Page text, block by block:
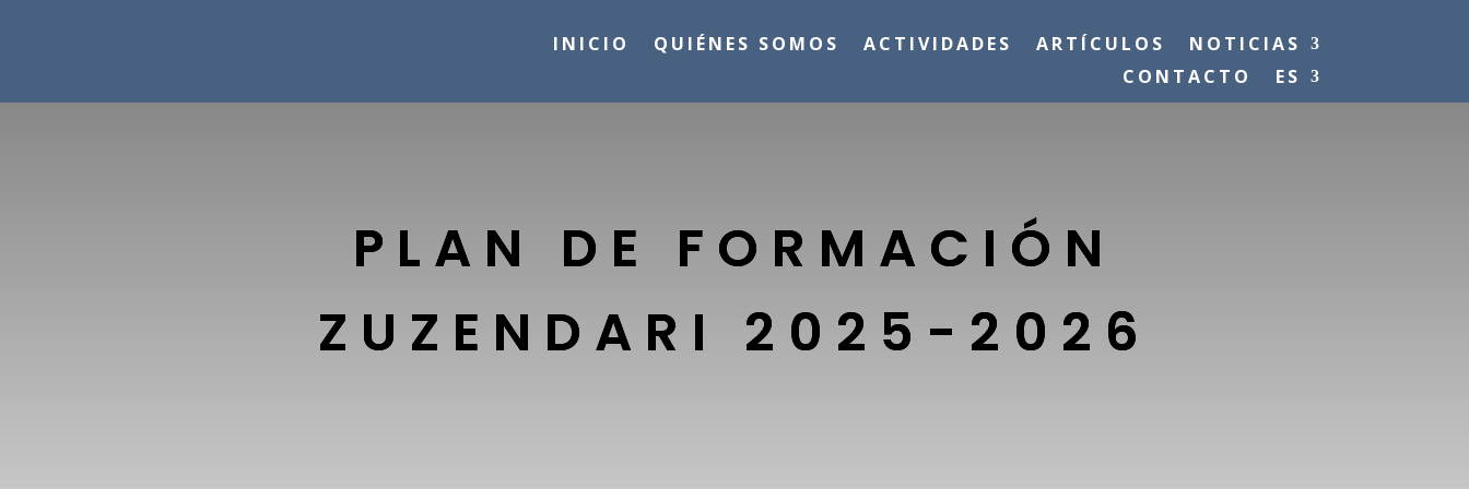
INICIO QUIÉNES SOMOS ACTIVIDADES ARTÍCULOS
NOTICIAS
CONTACTO
ES
PLAN DE FORMACIÓN
ZUZENDARI 2025-2026